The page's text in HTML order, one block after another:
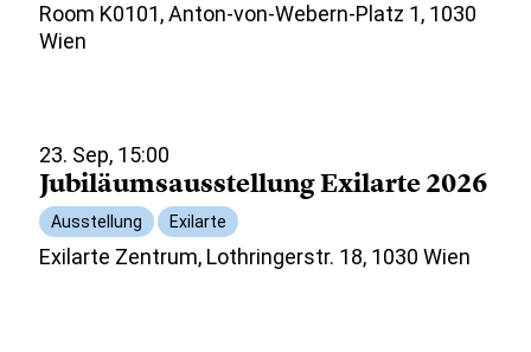
Room K0101, Anton-von-Webern-Platz 1, 1030
Wien
23. Sep, 15:00
Jubiläumsausstellung Exilarte 2026
Ausstellung Exilarte
Exilarte Zentrum, Lothringerstr. 18, 1030 Wien